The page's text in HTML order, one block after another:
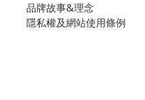
品牌故事&理念
隱私權及網站使用條例